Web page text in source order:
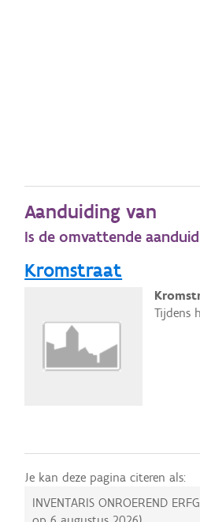
Aanduiding van
Is de omvattende
Kromstraat
Tijdens
Je kan deze pagina citeren als:
INVENTARIS ONROEREND